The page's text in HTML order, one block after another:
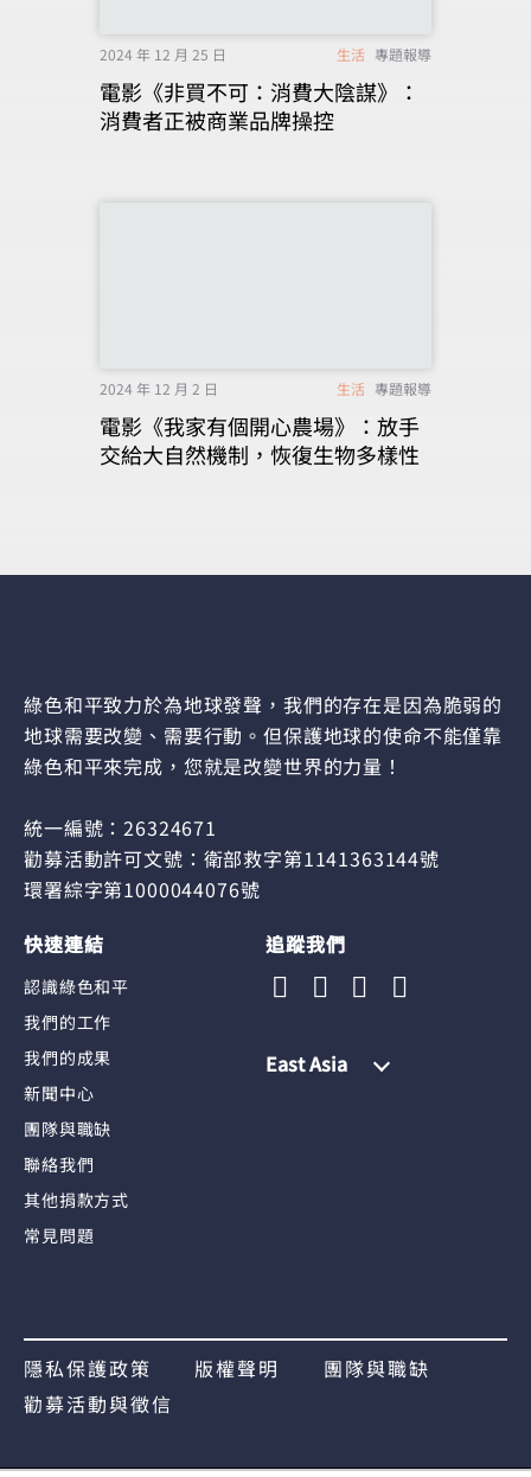
2024 年 12 月 25 日 生活 專題報導
電影《非買不可：消費大陰謀》：
消費者正被商業品牌操控
2024 年 12 月 2 日 生活 專題報導
電影《我家有個開心農場》：放手
交給大自然機制，恢復生物多樣性
綠色和平致力於為地球發聲，我們的存在是因為脆弱的
地球需要改變、需要行動。但保護地球的使命不能僅靠
綠色和平來完成，您就是改變世界的力量！
統一編號：26324671
勸募活動許可文號：衛部救字第1141363144號
環署綜字第1000044076號
快速連結
認識綠色和平
我們的工作
我們的成果
新聞中心
團隊與職缺
聯絡我們
其他捐款方式
常見問題
追蹤我們
East Asia
隱私保護政策 版權聲明
團隊與職缺
勸募活動與徵信